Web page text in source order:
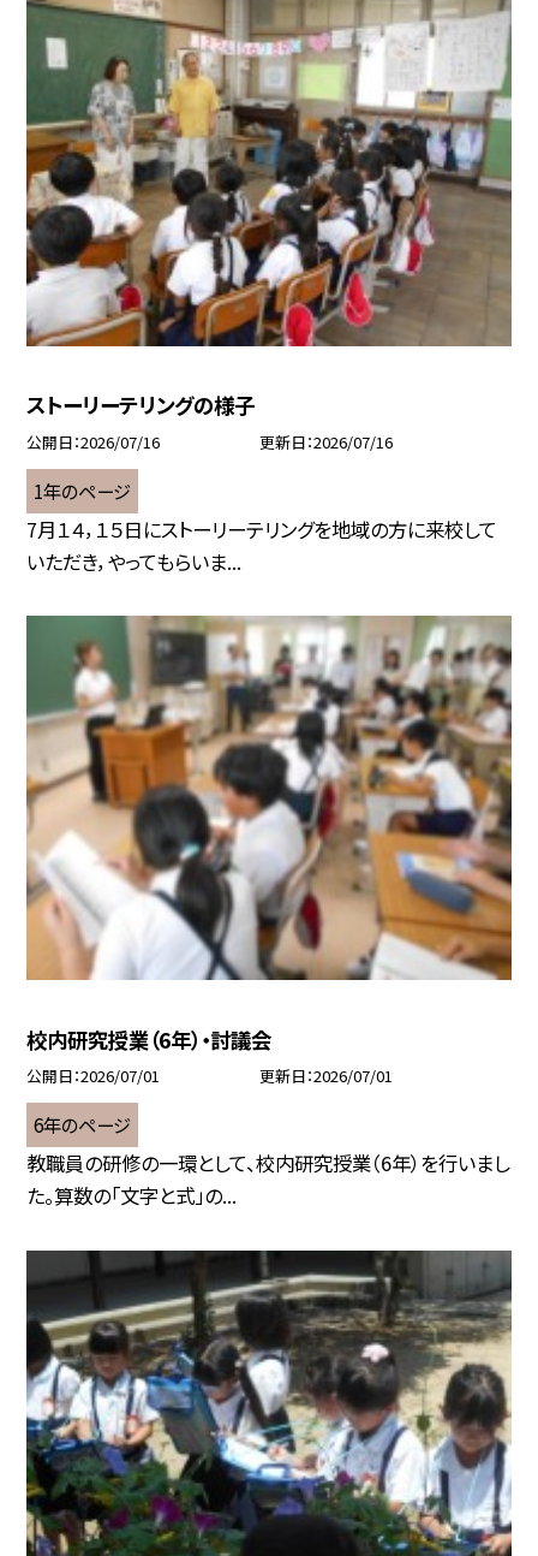
ストーリーテリングの様子
公開日 2026/07/16 更新日 2026/07/16
1年のページ
7月１４，１５日にストーリーテリングを地域の方に来校して
いただき，やってもらいま...
校内研究授業（6年）・討議会
公開日 2026/07/01 更新日 2026/07/01
6年のページ
教職員の研修の一環として、校内研究授業（6年）を行いまし
た。算数の「文字と式」の...